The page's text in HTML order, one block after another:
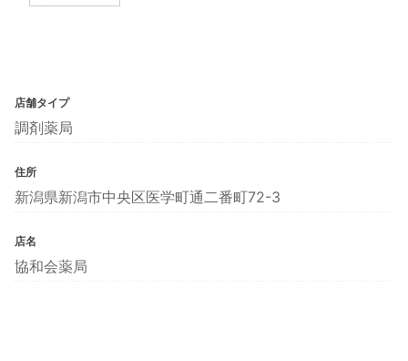
店舗タイプ
調剤薬局
住所
新潟県新潟市中央区医学町通二番町72-3
店名
協和会薬局